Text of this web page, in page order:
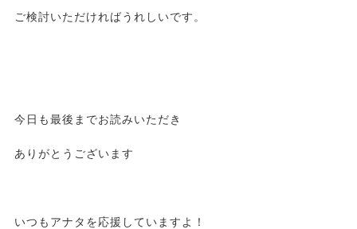
ご検討いただければうれしいです。
今日も最後までお読みいただき
ありがとうございます
いつもアナタを応援していますよ！